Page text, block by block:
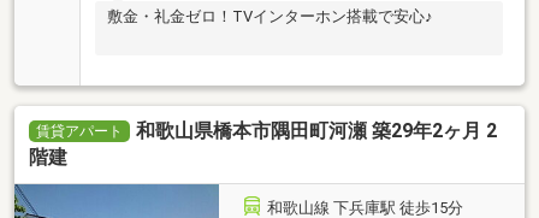
敷金・礼金ゼロ！TVインターホン搭載で安心♪
賃貸アパート
和歌山県橋本市隅田町河瀬 築29年2ヶ月 2
階建
和歌山線 下兵庫駅 徒歩15分